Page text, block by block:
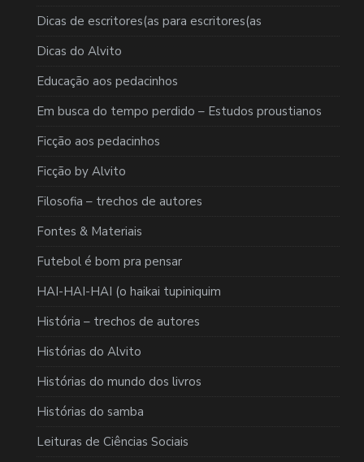
Dicas de escritores(as para escritores(as
Dicas do Alvito
Educação aos pedacinhos
Em busca do tempo perdido – Estudos proustianos
Ficção aos pedacinhos
Ficção by Alvito
Filosofia – trechos de autores
Fontes & Materiais
Futebol é bom pra pensar
HAI-HAI-HAI (o haikai tupiniquim
História – trechos de autores
Histórias do Alvito
Histórias do mundo dos livros
Histórias do samba
Leituras de Ciências Sociais